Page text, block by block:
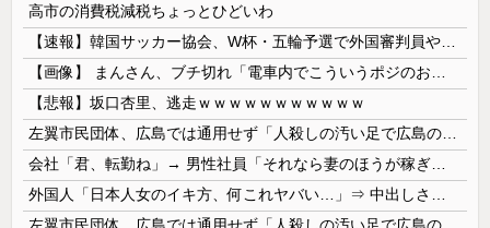
高市の消費税減税ちょっとひどいわ
【悲報】坂口杏里、逃走ｗｗｗｗｗｗｗｗｗｗｗ